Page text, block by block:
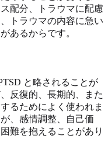
配分、トラウマに配慮
トラウマの内容に急い
あるからです。
と略されることが
反復的、長期的、また
るためによく使われま
、感情調整、自己価
難を抱えることがあり